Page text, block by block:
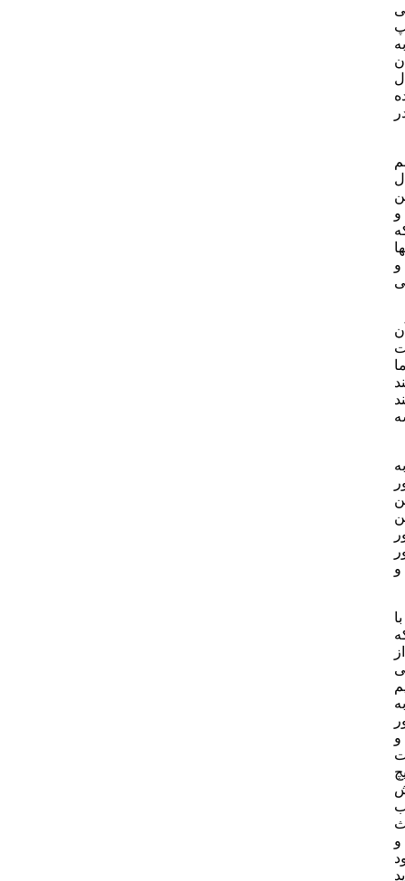
و
و
آن
12 متری که به
و
و